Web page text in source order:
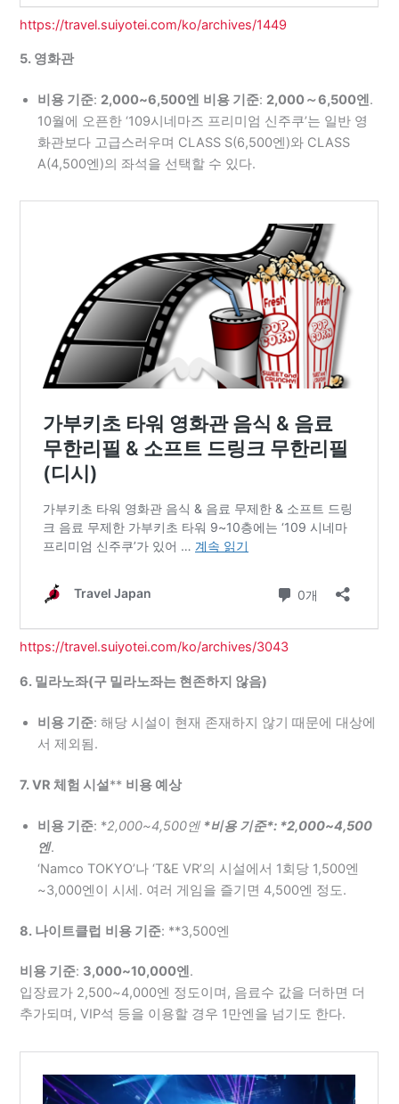
https://travel.suiyotei.com/ko/archives/1449
5. 영화관
비용 기준: 2,000~6,500엔 비용 기준: 2,000～6,500엔.
10월에 오픈한 ‘109시네마즈 프리미엄 신주쿠’는 일반 영
화관보다 고급스러우며 CLASS S(6,500엔)와 CLASS
A(4,500엔)의 좌석을 선택할 수 있다.
https://travel.suiyotei.com/ko/archives/3043
6. 밀라노좌(구 밀라노좌는 현존하지 않음)
비용 기준: 해당 시설이 현재 존재하지 않기 때문에 대상에
서 제외됨.
7. VR 체험 시설** 비용 예상
비용 기준: *2,000~4,500엔 *비용 기준*: *2,000~4,500
엔.
‘Namco TOKYO’나 ‘T&E VR’의 시설에서 1회당 1,500엔
~3,000엔이 시세. 여러 게임을 즐기면 4,500엔 정도.
8. 나이트클럽 비용 기준: **3,500엔
비용 기준: 3,000~10,000엔.
입장료가 2,500~4,000엔 정도이며, 음료수 값을 더하면 더
추가되며, VIP석 등을 이용할 경우 1만엔을 넘기도 한다.